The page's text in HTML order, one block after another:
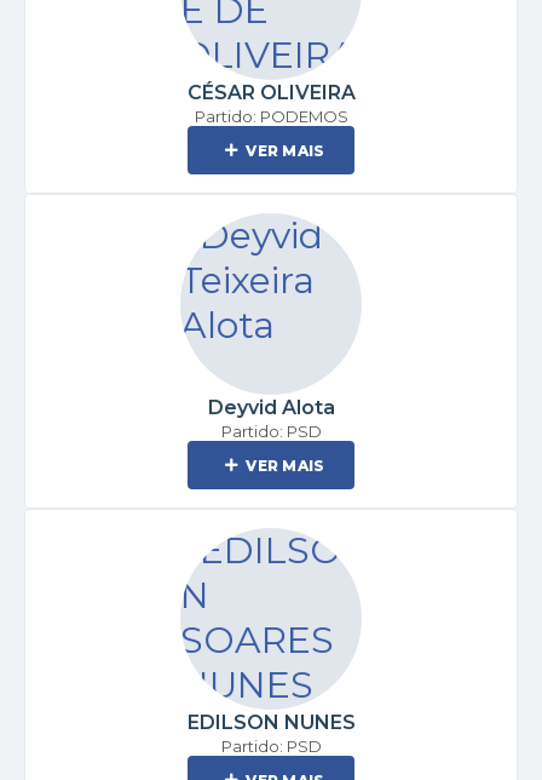
CÉSAR OLIVEIRA
Partido: PODEMOS
VER MAIS
Deyvid Alota
Partido: PSD
VER MAIS
EDILSON NUNES
Partido: PSD